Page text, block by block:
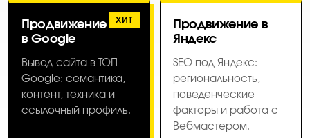
ХИТ
Продвижение
в Google
Вывод сайта в ТОП
Google: семантика,
контент, техника и
ссылочный профиль.
Продвижение в
Яндекс
SEO под Яндекс:
региональность,
поведенческие
факторы и работа с
Вебмастером.